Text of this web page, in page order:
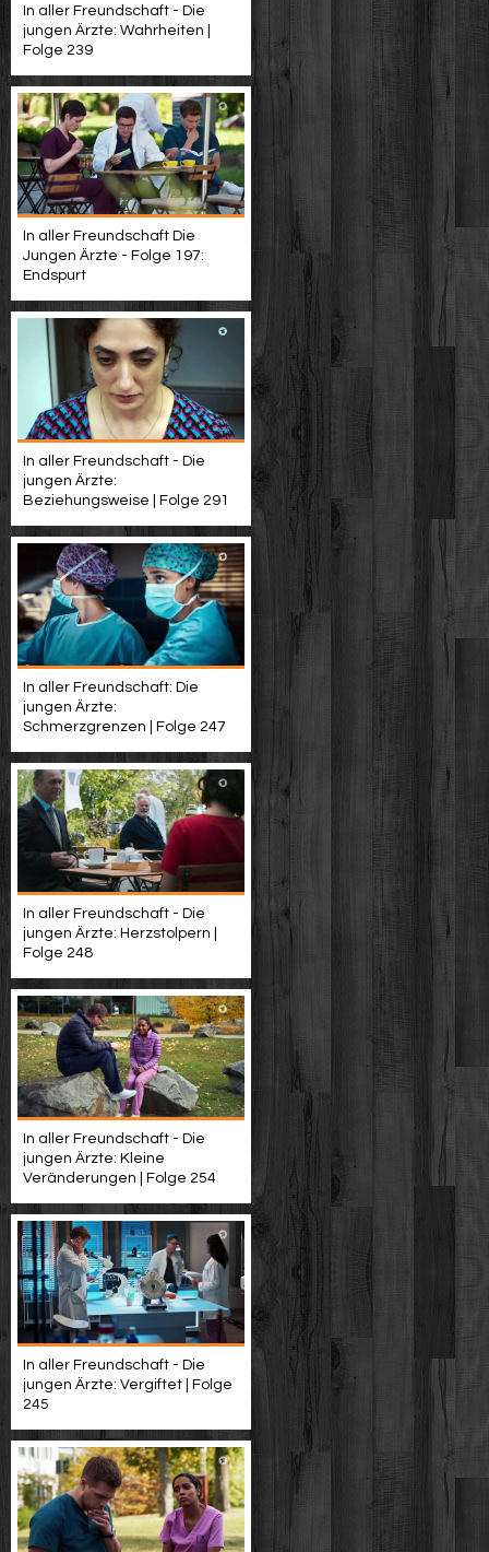
In aller Freundschaft - Die
jungen Ärzte: Wahrheiten |
Folge 239
In aller Freundschaft Die
Jungen Ärzte - Folge 197:
Endspurt
In aller Freundschaft - Die
jungen Ärzte:
Beziehungsweise | Folge 291
In aller Freundschaft: Die
jungen Ärzte:
Schmerzgrenzen | Folge 247
In aller Freundschaft - Die
jungen Ärzte: Herzstolpern |
Folge 248
In aller Freundschaft - Die
jungen Ärzte: Kleine
Veränderungen | Folge 254
In aller Freundschaft - Die
jungen Ärzte: Vergiftet | Folge
245